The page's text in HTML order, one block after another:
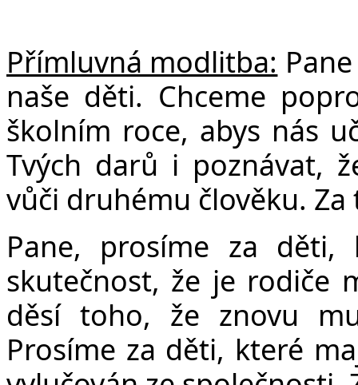
Přímluvná modlitba:
naše děti. Chceme
školním roce, abys nás
Tvých darů i poznávat,
vůči druhému člověku. Za
Pane, prosíme za děti,
skutečnost, že je rodiče
děsí toho, že znovu
Prosíme za děti, které